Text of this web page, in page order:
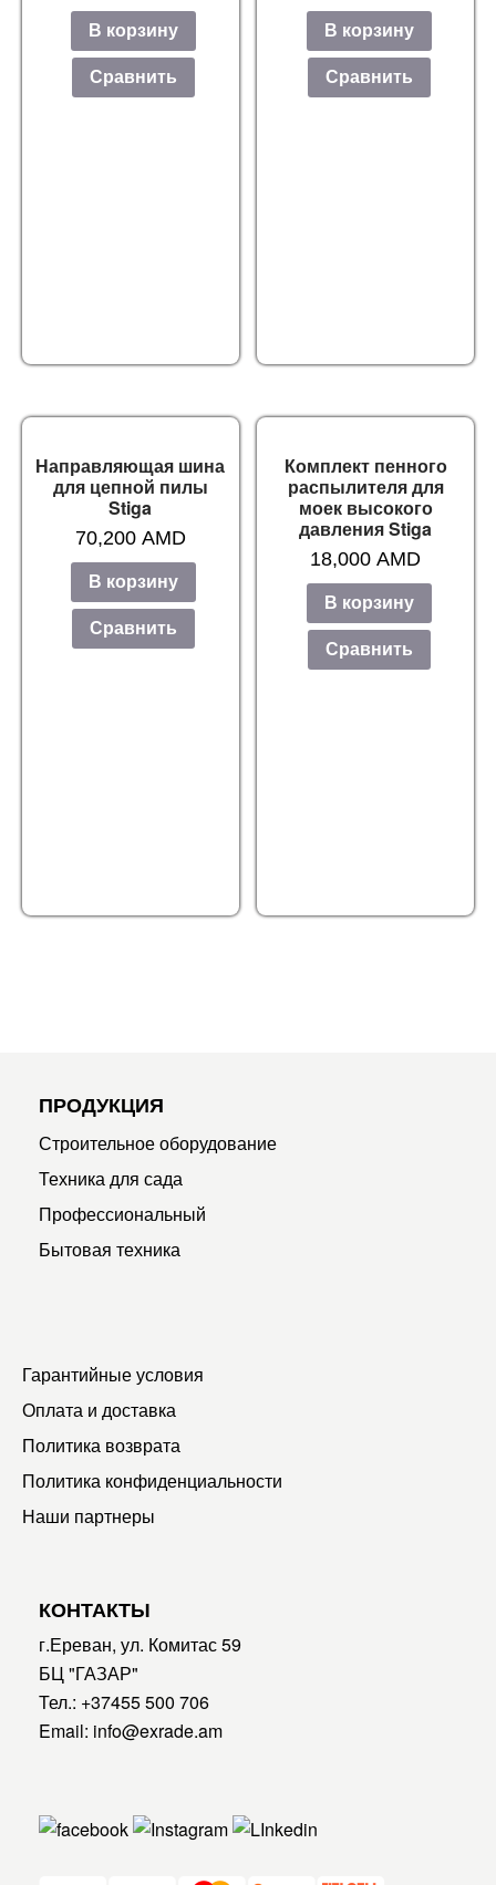
В корзину
Сравнить
В корзину
Сравнить
Направляющая шина
для цепной пилы
Stiga
70,200 AMD
В корзину
Сравнить
Комплект пенного
распылителя для
моек высокого
давления Stiga
18,000AMD
В корзину
Сравнить
ПРОДУКЦИЯ
Строительное оборудование
Техника для сада
Профессиональный
Бытовая техника
Гарантийные условия
Оплата и доставка
Политика возврата
Политика конфиденциальности
Наши партнеры
КОНТАКТЫ
г.Ереван, ул. Комитас 59
БЦ "ГАЗАР"
Тел.: +37455 500 706
Email: info@exrade.am